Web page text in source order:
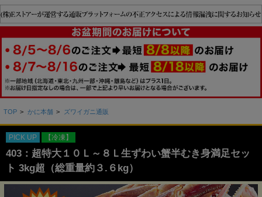
TOP > かに本舗 > ズワイガニ通販
PICK UP 【冷凍】
403：超特大１０Ｌ～８Ｌ生ずわい蟹半むき身満足セッ
ト 3kg超（総重量約３.６kg）